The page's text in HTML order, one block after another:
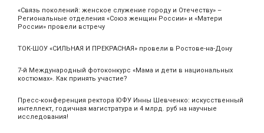
«Связь поколений: женское служение городу и Отечеству» –
Региональные отделения «Союз женщин России» и «Матери
России» провели встречу
ТОК-ШОУ «СИЛЬНАЯ И ПРЕКРАСНАЯ» провели в Ростове-на-Дону
7-й Международный фотоконкурс «Мама и дети в национальных
костюмах». Как принять участие?
Пресс-конференция ректора ЮФУ Инны Шевченко: искусственный
интеллект, годичная магистратура и 4 млрд. руб на научные
исследования!